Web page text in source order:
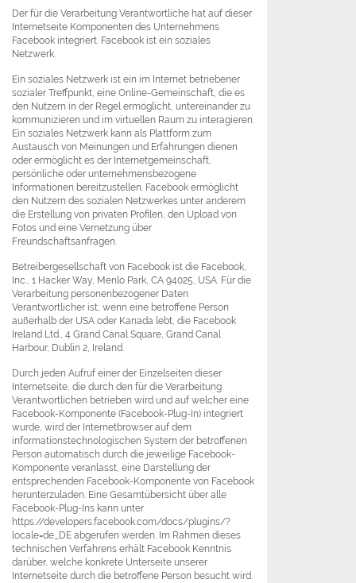
Der für die Verarbeitung Verantwortliche hat auf dieser
Internetseite Komponenten des Unternehmens
Facebook integriert. Facebook ist ein soziales
Netzwerk.
Ein soziales Netzwerk ist ein im Internet betriebener
sozialer Treffpunkt, eine Online-Gemeinschaft, die es
den Nutzern in der Regel ermöglicht, untereinander zu
kommunizieren und im virtuellen Raum zu interagieren.
Ein soziales Netzwerk kann als Plattform zum
Austausch von Meinungen und Erfahrungen dienen
oder ermöglicht es der Internetgemeinschaft,
persönliche oder unternehmensbezogene
Informationen bereitzustellen. Facebook ermöglicht
den Nutzern des sozialen Netzwerkes unter anderem
die Erstellung von privaten Profilen, den Upload von
Fotos und eine Vernetzung über
Freundschaftsanfragen.
Betreibergesellschaft von Facebook ist die Facebook,
Inc., 1 Hacker Way, Menlo Park, CA 94025, USA. Für die
Verarbeitung personenbezogener Daten
Verantwortlicher ist, wenn eine betroffene Person
außerhalb der USA oder Kanada lebt, die Facebook
Ireland Ltd., 4 Grand Canal Square, Grand Canal
Harbour, Dublin 2, Ireland.
Durch jeden Aufruf einer der Einzelseiten dieser
Internetseite, die durch den für die Verarbeitung
Verantwortlichen betrieben wird und auf welcher eine
Facebook-Komponente (Facebook-Plug-In) integriert
wurde, wird der Internetbrowser auf dem
informationstechnologischen System der betroffenen
Person automatisch durch die jeweilige Facebook-
Komponente veranlasst, eine Darstellung der
entsprechenden Facebook-Komponente von Facebook
herunterzuladen. Eine Gesamtübersicht über alle
Facebook-Plug-Ins kann unter
https://developers.facebook.com/docs/plugins/?
locale=de_DE abgerufen werden. Im Rahmen dieses
technischen Verfahrens erhält Facebook Kenntnis
darüber, welche konkrete Unterseite unserer
Internetseite durch die betroffene Person besucht wird.